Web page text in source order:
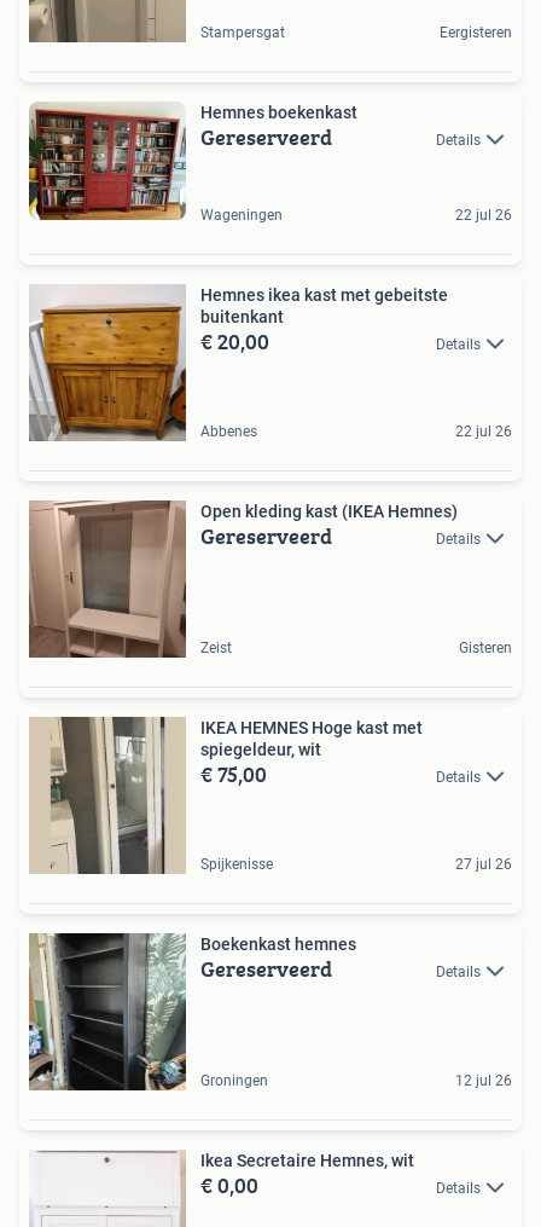
Stampersgat Eergisteren
Hemnes boekenkast
Gereserveerd Details
Wageningen 22 jul 26
Hemnes ikea kast met gebeitste
buitenkant
€ 20,00 Details
Abbenes 22 jul 26
Open kleding kast (IKEA Hemnes)
Gereserveerd Details
Zeist Gisteren
IKEA HEMNES Hoge kast met
spiegeldeur, wit
€ 75,00 Details
Spijkenisse 27 jul 26
Boekenkast hemnes
Gereserveerd Details
Groningen 12 jul 26
Ikea Secretaire Hemnes, wit
€ 0,00 Details